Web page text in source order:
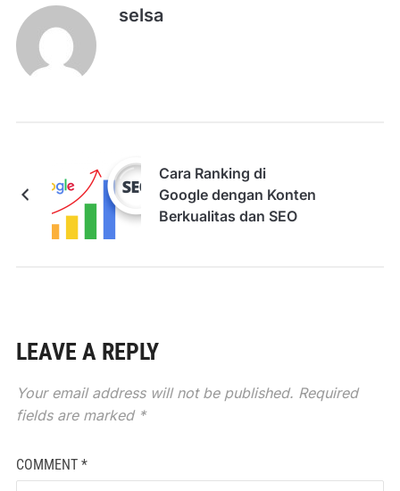
selsa
Cara Ranking di
Google dengan Konten
Berkualitas dan SEO
LEAVE A REPLY
Your email address will not be published. Required
fields are marked *
COMMENT *